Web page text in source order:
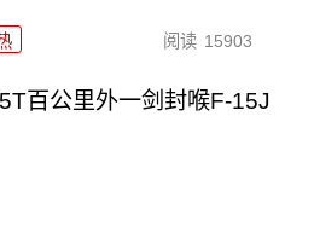
阅读 15903
百公里外一剑封喉F-15J